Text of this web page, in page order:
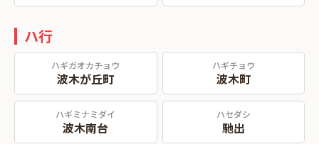
ハ行
ハギガオカチョウ
波木が丘町
ハギチョウ
波木町
ハギミナミダイ
波木南台
ハセダシ
馳出